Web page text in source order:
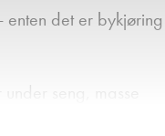
det er bykjøring
seng, masse